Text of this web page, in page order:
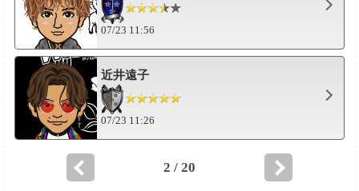
07/23 11:56
近井遠子
07/23 11:26
2 / 20